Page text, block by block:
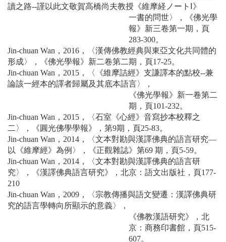
讀之路--謹以此文敬賀高橋尚夫教授《維摩経ノートⅠ》
一書的問世〉，《佛光學
報》新三卷第一期，頁
283-300。
Jin-chuan Wan，2016，〈漢傳佛教經典與東亞文化共同體的
形成〉，《佛光學報》新二卷第二期，頁17-25。
Jin-chuan Wan，2015，〈《維摩詰經》支謙譯本的點校--兼
論該一經本的譯者歸屬及其底本語言〉，
《佛光學報》新一卷第二
期，頁101-232。
Jin-chuan Wan，2015，〈石室《心經》音寫抄本校釋之
二〉，《圓光佛學學報》，第9期，頁25-83。
Jin-chuan Wan，2014，〈文本對勘與漢譯佛典的語言研究—
以《維摩經》為例〉，《正觀雜誌》第69 期，頁5-59。
Jin-chuan Wan，2014，〈文本對勘與漢譯佛典的語言研
究〉，《漢譯佛典語言研究》，北京：語文出版社，頁177-
210
Jin-chuan Wan，2009，〈宗教傳播與語文變遷：漢譯佛典研
究的語言學轉向所顯示的意義〉，
《佛教漢語研究》，北
京：商務印書館，頁515-
607。